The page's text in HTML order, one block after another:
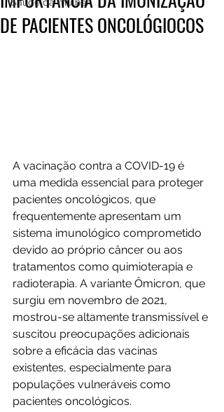
DE PACIENTES ONCOLÓGIOCOS
A vacinação contra a COVID-19 é
uma medida essencial para proteger
pacientes oncológicos, que
frequentemente apresentam um
sistema imunológico comprometido
devido ao próprio câncer ou aos
tratamentos como quimioterapia e
radioterapia. A variante Ômicron, que
surgiu em novembro de 2021,
mostrou-se altamente transmissível e
suscitou preocupações adicionais
sobre a eficácia das vacinas
existentes, especialmente para
populações vulneráveis como
pacientes oncológicos.